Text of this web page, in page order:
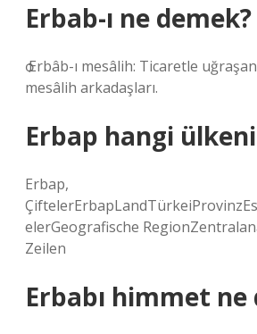
Erbab-ı ne demek?
ѻ Erbâb-ı mesâlih: Ticaretle
mesâlih arkadaşları.
Erbap hangi
Erbap,
elerGeografische
Zeilen
Erbabı himmet ne